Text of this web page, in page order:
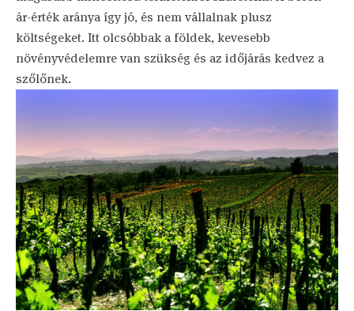
ár-érték aránya így jó, és nem vállalnak plusz
költségeket. Itt olcsóbbak a földek, kevesebb
növényvédelemre van szükség és az időjárás kedvez a
szőlőnek.